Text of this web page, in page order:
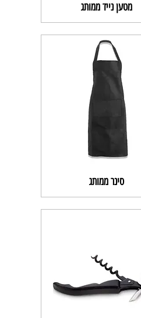
מטען נייד ממותג
סינר ממותג